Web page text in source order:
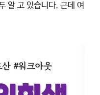
알 고 있습니다. 근데 여